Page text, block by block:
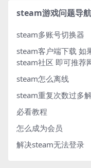
steam游戏问题导航
steam多账号切换器
steam客户端下载 如
steam社区 即可推荐
steam怎么离线
steam重复次数过多
必看教程
怎么成为会员
解决steam无法登录